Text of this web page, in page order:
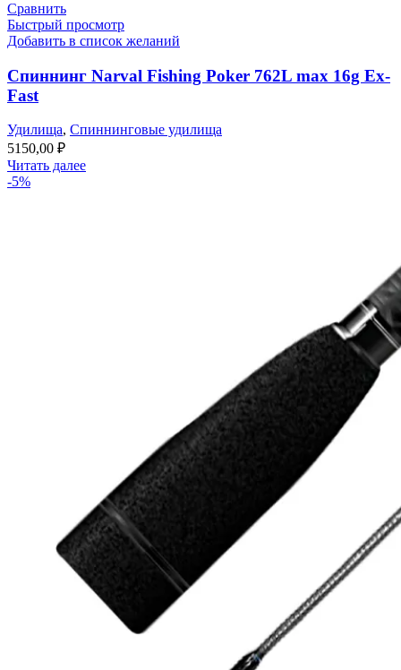
Сравнить
Быстрый просмотр
Добавить в список желаний
Спиннинг Narval Fishing Poker 762L max 16g Ex-
Fast
Удилища, Спиннинговые удилища
5150,00 ₽
Читать далее
-5%